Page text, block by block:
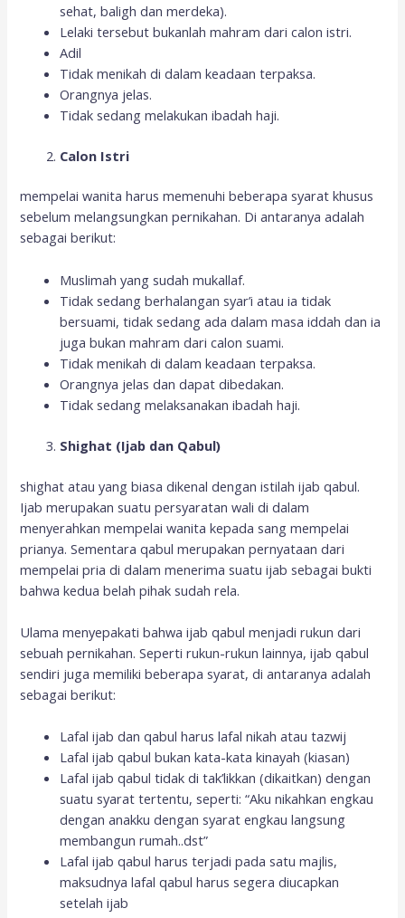
sehat, baligh dan merdeka).
Lelaki tersebut bukanlah mahram dari calon istri.
Adil
Tidak menikah di dalam keadaan terpaksa.
Orangnya jelas.
Tidak sedang melakukan ibadah haji.
Calon Istri
mempelai wanita harus memenuhi beberapa syarat khusus
sebelum melangsungkan pernikahan. Di antaranya adalah
sebagai berikut:
Muslimah yang sudah mukallaf.
Tidak sedang berhalangan syar’i atau ia tidak
bersuami, tidak sedang ada dalam masa iddah dan ia
juga bukan mahram dari calon suami.
Tidak menikah di dalam keadaan terpaksa.
Orangnya jelas dan dapat dibedakan.
Tidak sedang melaksanakan ibadah haji.
Shighat (Ijab dan Qabul)
shighat atau yang biasa dikenal dengan istilah ijab qabul.
Ijab merupakan suatu persyaratan wali di dalam
menyerahkan mempelai wanita kepada sang mempelai
prianya. Sementara qabul merupakan pernyataan dari
mempelai pria di dalam menerima suatu ijab sebagai bukti
bahwa kedua belah pihak sudah rela.
Ulama menyepakati bahwa ijab qabul menjadi rukun dari
sebuah pernikahan. Seperti rukun-rukun lainnya, ijab qabul
sendiri juga memiliki beberapa syarat, di antaranya adalah
sebagai berikut:
Lafal ijab dan qabul harus lafal nikah atau tazwij
Lafal ijab qabul bukan kata-kata kinayah (kiasan)
Lafal ijab qabul tidak di tak’likkan (dikaitkan) dengan
suatu syarat tertentu, seperti: “Aku nikahkan engkau
dengan anakku dengan syarat engkau langsung
membangun rumah..dst”
Lafal ijab qabul harus terjadi pada satu majlis,
maksudnya lafal qabul harus segera diucapkan
setelah ijab